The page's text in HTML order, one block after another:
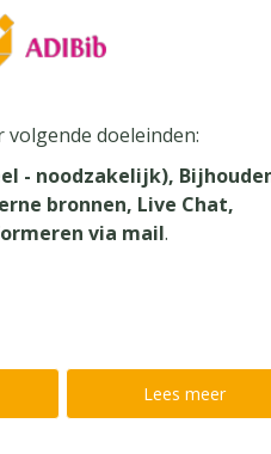
- ASO
doeleinden:
- noodzakelijk),
bronnen, Live Chat,
via mail.
Lees meer